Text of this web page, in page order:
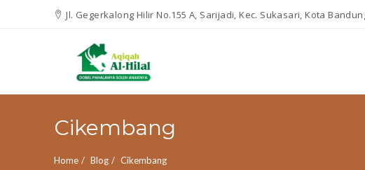
Jl. Gegerkalong Hilir No.155 A, Sarijadi, Kec. Sukasari, Kota
Cikembang
Home Blog Cikembang